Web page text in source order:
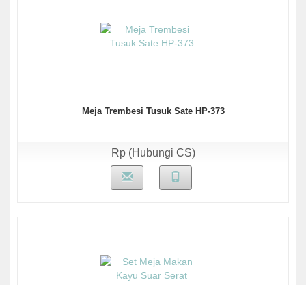
Meja Trembesi Tusuk Sate HP-373
Rp (Hubungi CS)